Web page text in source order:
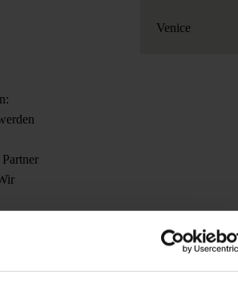
oder
Venice